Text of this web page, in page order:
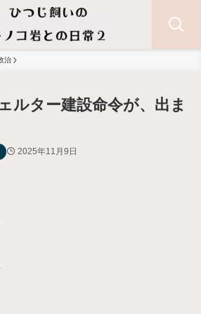
治
ルター建設命令が、出ま
2025年11月9日